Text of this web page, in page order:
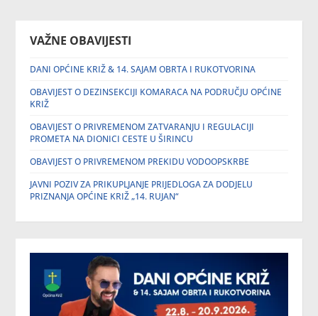
VAŽNE OBAVIJESTI
DANI OPĆINE KRIŽ & 14. SAJAM OBRTA I RUKOTVORINA
OBAVIJEST O DEZINSEKCIJI KOMARACA NA PODRUČJU OPĆINE
KRIŽ
OBAVIJEST O PRIVREMENOM ZATVARANJU I REGULACIJI
PROMETA NA DIONICI CESTE U ŠIRINCU
OBAVIJEST O PRIVREMENOM PREKIDU VODOOPSKRBE
JAVNI POZIV ZA PRIKUPLJANJE PRIJEDLOGA ZA DODJELU
PRIZNANJA OPĆINE KRIŽ „14. RUJAN“